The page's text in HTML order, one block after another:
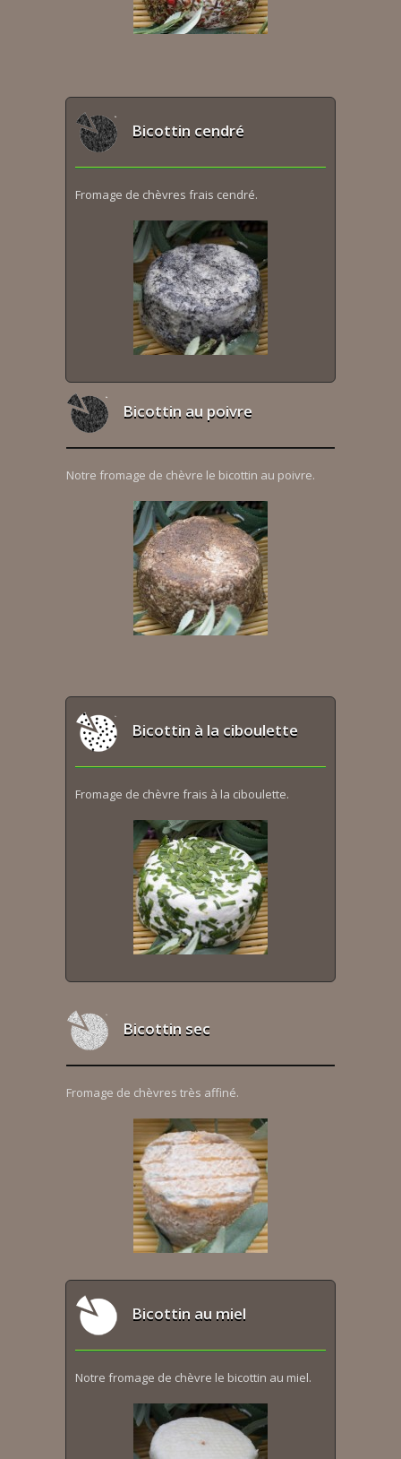
Bicottin cendré
Fromage de chèvres frais cendré.
Bicottin au poivre
Notre fromage de chèvre le bicottin au poivre.
Bicottin à la ciboulette
Fromage de chèvre frais à la ciboulette.
Bicottin sec
Fromage de chèvres très affiné.
Bicottin au miel
Notre fromage de chèvre le bicottin au miel.